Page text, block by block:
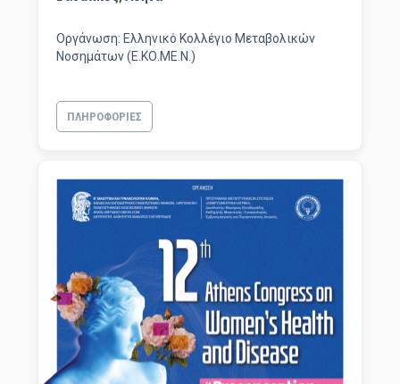
Οργάνωση: Ελληνικό Κολλέγιο Μεταβολικών
Νοσημάτων (Ε.ΚΟ.ΜΕ.Ν.)
ΠΛΗΡΟΦΟΡΊΕΣ